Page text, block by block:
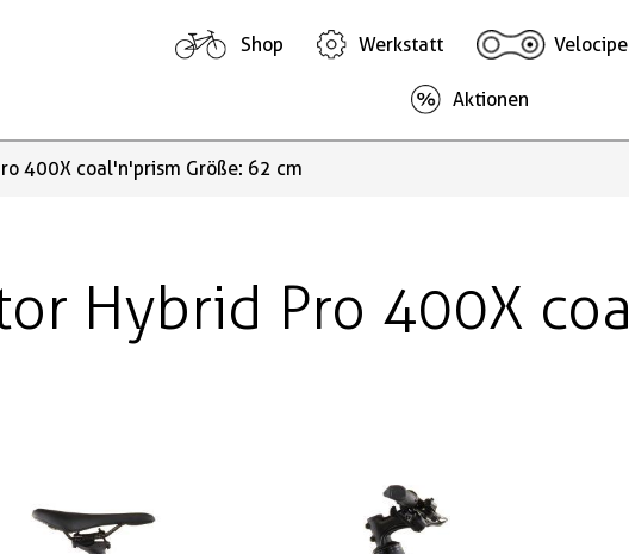
Shop Werkstatt
Aktionen
400X coal'n'prism Größe: 62 cm
Hybrid Pro 400X